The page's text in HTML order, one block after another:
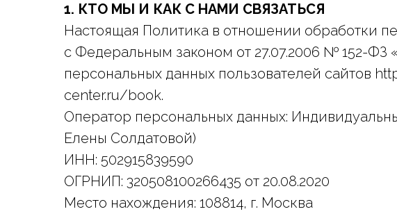
1. КТО МЫ И КАК С НАМИ СВЯЗАТЬСЯ
Настоящая Политика в отношении обработки
с Федеральным законом от 27.07.2006 № 152-ФЗ
персональных данных пользователей сайтов
center.ru/book.
Оператор персональных данных:
Елены Солдатовой)
ИНН: 502915839590
ОГРНИП: 320508100266435 от 20.08.2020
Место нахождения: 108814, г. Москва